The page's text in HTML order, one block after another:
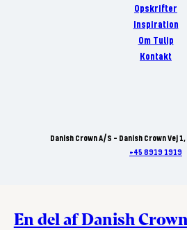
Opskrifter
Inspiration
Om Tulip
Kontakt
Danish Crown A/S - Danish Crown Vej
+45 8919 1919
En del af Danish Crown